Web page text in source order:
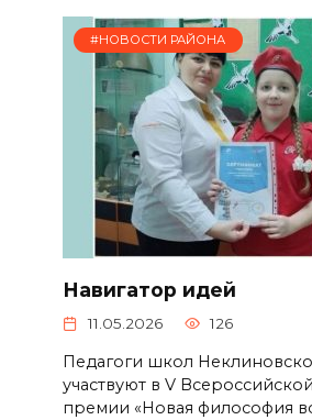
#НОВОСТИ РАЙОНА
Навигатор идей
11.05.2026 126
Педагоги школ
участвуют в V
премии «Новая философия